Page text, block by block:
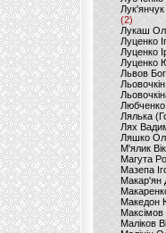
(2)
Лукаш
Луценко
Луценко
Луценко
Львов
Любченко
Лялька
Лях
Ляшко
М'ялик
Магута
Мазепа
Макар'ян
Македон
Максімов
Маліков